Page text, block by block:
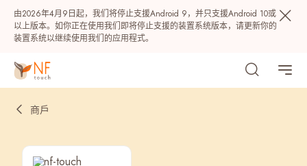
由2026年4月9日起，我们将停止支援Android 9，并只支援Android 10或
以上版本。如你正在使用我们即将停止支援的装置系统版本，请更新你的
装置系统以继续使用我们的应用程式。
商戶